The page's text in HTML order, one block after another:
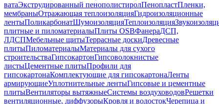
ватаЭкструдированный пенополистиролПенопластПленки,
мембраныОтражающая теплоизоляцияГидроизоляционные
лентыПоликарбонатШумоизоляцияТеплоизоляция
плитные и пиломатериалыПлиты OSBФанераДСП,
ЛДСПМебельные щитыТеррасные доскиДревесные
плитыПиломатериалыМатериалы для сухого
строительстваГипсокартонГипсоволокнистые
листыЦементные плитыПрофили для
гипсокартонаКомплектующие для гипсокартонаЛенты
армирующиеУплотнительные лентыГипсовые и цементные
плитыВентиляторы вытяжныеСистемы воздуховодовРешетки
вентиляционные, диффузорыКровля и водостокЧерепица и